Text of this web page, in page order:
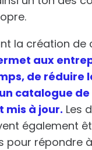
la création de
aux
de réduire
catalogue
mis à jour. Les
également
pour répondre